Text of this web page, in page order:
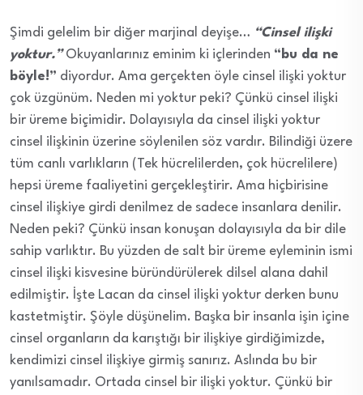
Şimdi gelelim bir diğer marjinal deyişe… “Cinsel ilişki
yoktur.”Okuyanlarınız eminim ki içlerinden “bu da ne
böyle!” diyordur. Ama gerçekten öyle cinsel ilişki yoktur
çok üzgünüm. Neden mi yoktur peki? Çünkü cinsel ilişki
bir üreme biçimidir. Dolayısıyla da cinsel ilişki yoktur
cinsel ilişkinin üzerine söylenilen söz vardır. Bilindiği üzere
tüm canlı varlıkların (Tek hücrelilerden, çok hücrelilere)
hepsi üreme faaliyetini gerçekleştirir. Ama hiçbirisine
cinsel ilişkiye girdi denilmez de sadece insanlara denilir.
Neden peki? Çünkü insan konuşan dolayısıyla da bir dile
sahip varlıktır. Bu yüzden de salt bir üreme eyleminin ismi
cinsel ilişki kisvesine büründürülerek dilsel alana dahil
edilmiştir. İşte Lacan da cinsel ilişki yoktur derken bunu
kastetmiştir. Şöyle düşünelim. Başka bir insanla işin içine
cinsel organların da karıştığı bir ilişkiye girdiğimizde,
kendimizi cinsel ilişkiye girmiş sanırız. Aslında bu bir
yanılsamadır. Ortada cinsel bir ilişki yoktur. Çünkü bir